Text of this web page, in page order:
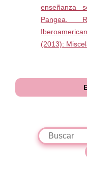
enseñanza
Pangea.
(2013):